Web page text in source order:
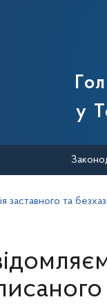
у
заставного та